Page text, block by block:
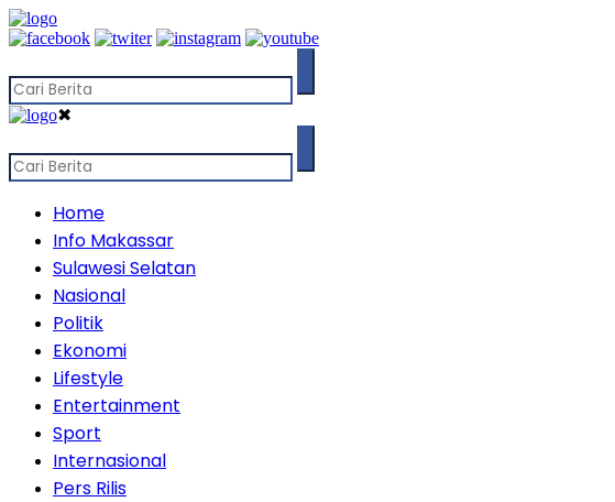
✖
Home
Info Makassar
Sulawesi Selatan
Nasional
Politik
Ekonomi
Lifestyle
Entertainment
Sport
Internasional
Pers Rilis